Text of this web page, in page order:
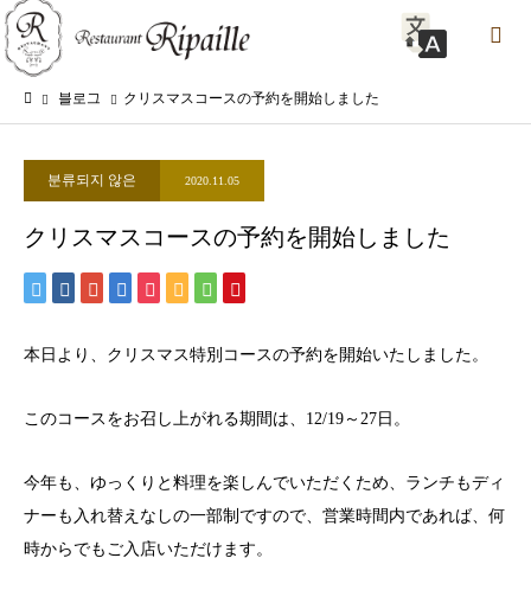
블로그 クリスマスコースの予約を開始しました
분류되지 않은 2020.11.05
クリスマスコースの予約を開始しました
本日より、クリスマス特別コースの予約を開始いたしました。
このコースをお召し上がれる期間は、12/19～27日。
今年も、ゆっくりと料理を楽しんでいただくため、ランチもディ
ナーも入れ替えなしの一部制ですので、営業時間内であれば、何
時からでもご入店いただけます。